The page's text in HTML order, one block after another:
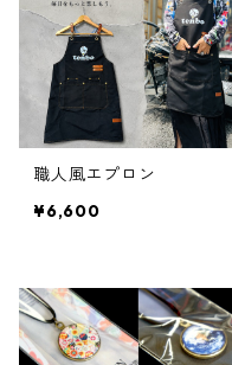
職人風エプロン
¥6,600